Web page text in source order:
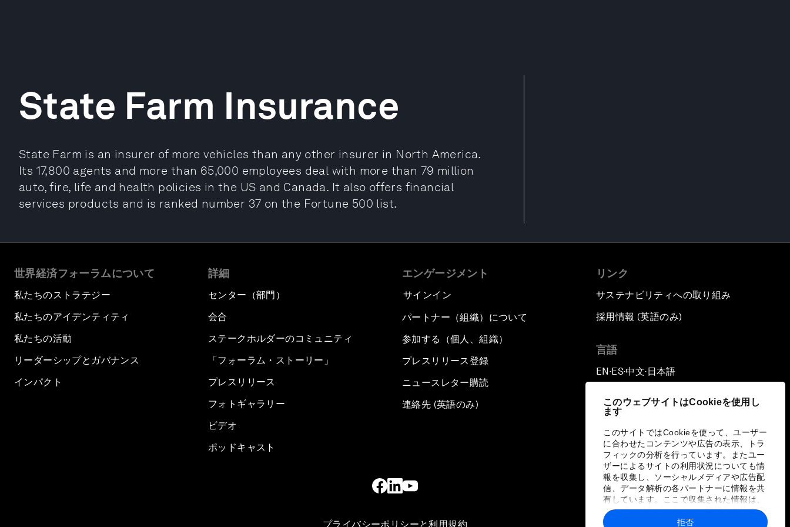
このウェブサイトはCookieを使用し
ます
このサイトではCookieを使って、ユーザー
に合わせたコンテンツや広告の表示、トラ
フィックの分析を行っています。またユー
ザーによるサイトの利用状況についても情
報を収集し、ソーシャルメディアや広告配
信、データ解析の各パートナーに情報を共
有しています。ここで収集された情報は、
ユーザーが各パートナーに提供した他の情
報や各パートナーのサービスを使用した際
拒否
State Farm Insurance
State Farm is an insurer of more vehicles than any other insurer in North America.
Its 17,800 agents and more than 65,000 employees deal with more than 79 million
auto, fire, life and health policies in the US and Canada. It also offers financial
services products and is ranked number 37 on the Fortune 500 list.
世界経済フォーラムについて
私たちのストラテジー
私たちのアイデンティティ
私たちの活動
リーダーシップとガバナンス
インパクト
詳細
センター（部門）
会合
ステークホルダーのコミュニティ
「フォーラム・ストーリー」
プレスリリース
フォトギャラリー
ビデオ
ポッドキャスト
エンゲージメント
サインイン
パートナー（組織）について
参加する（個人、組織）
プレスリリース登録
ニュースレター購読
連絡先 (英語のみ)
リンク
サステナビリティへの取り組み
採用情報 (英語のみ)
言語
EN ▪ES▪中文▪ 日本語
プライバシーポリシーと利用規約